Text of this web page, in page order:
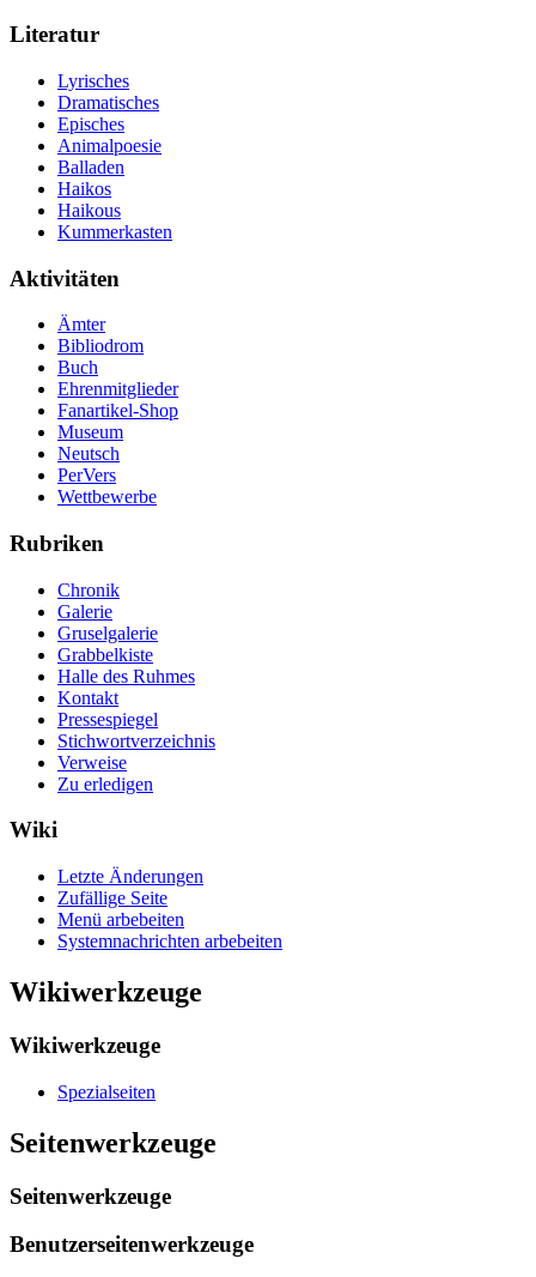
Literatur
Lyrisches
Dramatisches
Episches
Animalpoesie
Balladen
Haikos
Haikous
Kummerkasten
Aktivitäten
Ämter
Bibliodrom
Buch
Ehrenmitglieder
Fanartikel-Shop
Museum
Neutsch
PerVers
Wettbewerbe
Rubriken
Chronik
Galerie
Gruselgalerie
Grabbelkiste
Halle des Ruhmes
Kontakt
Pressespiegel
Stichwortverzeichnis
Verweise
Zu erledigen
Wiki
Letzte Änderungen
Zufällige Seite
Menü arbebeiten
Systemnachrichten arbebeiten
Wikiwerkzeuge
Wikiwerkzeuge
Spezialseiten
Seitenwerkzeuge
Seitenwerkzeuge
Benutzerseitenwerkzeuge